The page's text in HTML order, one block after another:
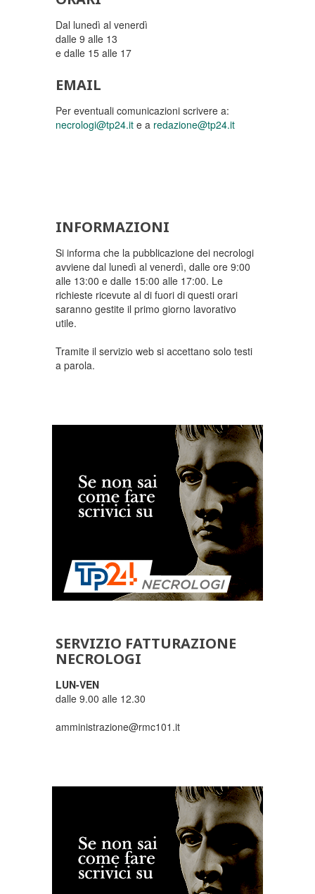
Dal lunedì al venerdì
dalle 9 alle 13
e dalle 15 alle 17
EMAIL
Per eventuali comunicazioni scrivere a:
necrologi@tp24.it e a redazione@tp24.it
INFORMAZIONI
Si informa che la pubblicazione dei necrologi
avviene dal lunedì al venerdì, dalle ore 9:00
alle 13:00 e dalle 15:00 alle 17:00. Le
richieste ricevute al di fuori di questi orari
saranno gestite il primo giorno lavorativo
utile.
Tramite il servizio web si accettano solo testi
a parola.
SERVIZIO FATTURAZIONE
NECROLOGI
LUN-VEN
dalle 9.00 alle 12.30
amministrazione@rmc101.it